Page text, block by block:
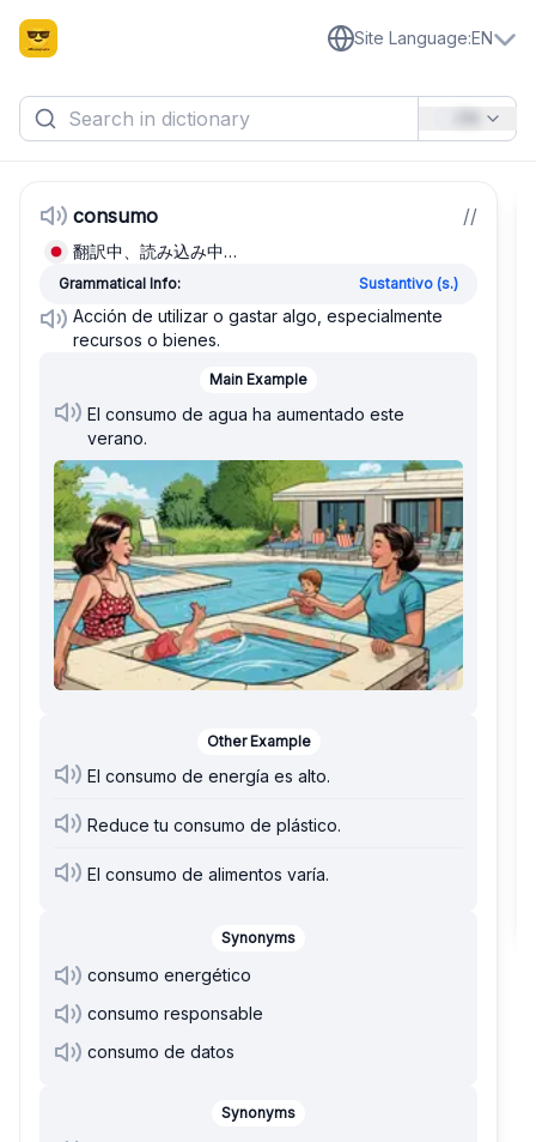
Site Language:EN
consumo //
翻訳中、読み込み中…
Grammatical Info: Sustantivo (s.)
Acción de utilizar o gastar algo, especialmente
recursos o bienes.
Main Example
El consumo de agua ha aumentado este
verano.
Other Example
El consumo de energía es alto.
Reduce tu consumo de plástico.
El consumo de alimentos varía.
Synonyms
consumo energético
consumo responsable
consumo de datos
Synonyms